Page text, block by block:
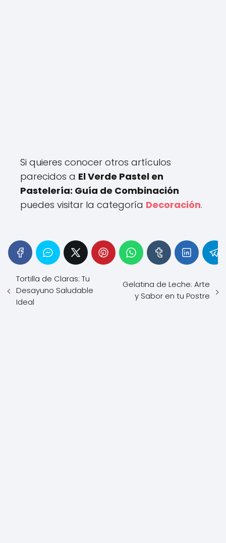
Si quieres conocer otros artículos
parecidos a El Verde Pastel en
Pastelería: Guía de Combinación
puedes visitar la categoría Decoración.
Tortilla de Claras: Tu
Desayuno Saludable
Ideal
Gelatina de Leche: Arte
y Sabor en tu Postre